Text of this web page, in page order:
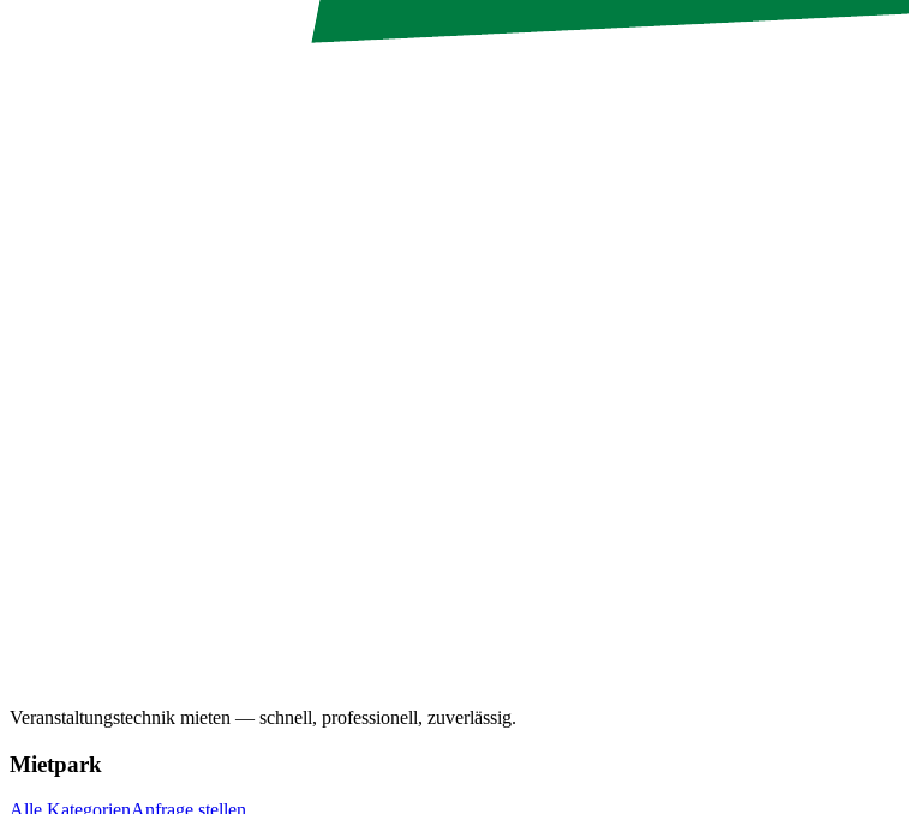
Veranstaltungstechnik mieten — schnell, professionell, zuverlässig.
Mietpark